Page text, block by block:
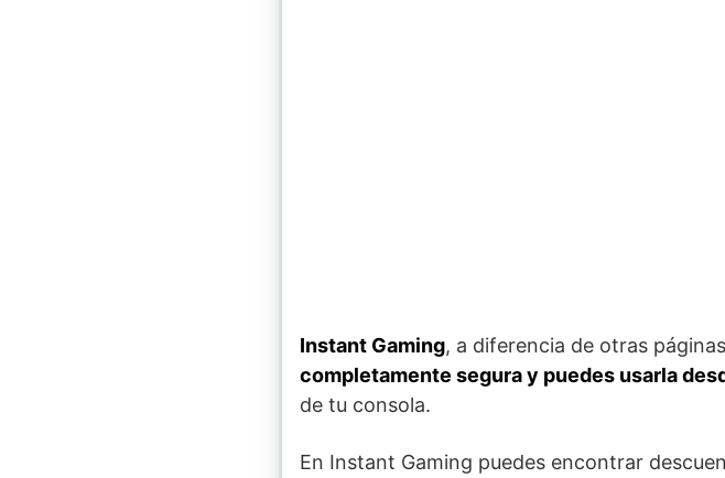
Instant Gaming, a diferencia de otras
completamente segura y puedes usarla
de tu consola.
En Instant Gaming puedes encontrar